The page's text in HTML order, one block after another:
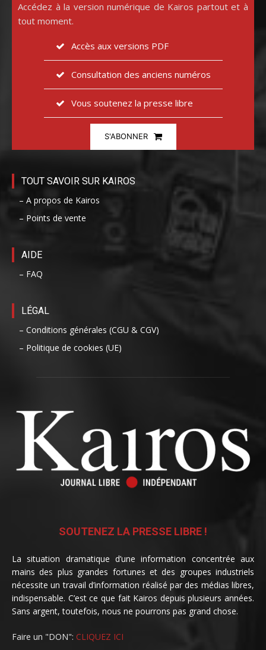
Accédez à la version numérique de Kairos partout et à
tout moment.
Accès aux versions PDF
Consultation des anciens numéros
Vous soutenez la presse libre
S'ABONNER
TOUT SAVOIR SUR KAIROS
– A propos de Kairos
– Points de vente
AIDE
– FAQ
LÉGAL
– Conditions générales (CGU & CGV)
– Politique de cookies (UE)
SOUTENEZ LA PRESSE LIBRE !
La situation dramatique d’une information concentrée aux
mains des plus grandes fortunes et des groupes industriels
nécessite un travail d’information réalisé par des médias libres,
indispensable. C’est ce que fait Kairos depuis plusieurs années.
Sans argent, toutefois, nous ne pourrons pas grand chose.
Faire un "DON": CLIQUEZ ICI